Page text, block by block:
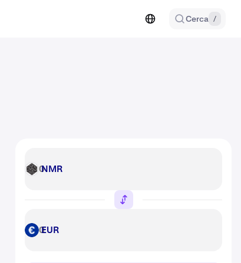
Cerca /
NMR NMR
EUR EUR